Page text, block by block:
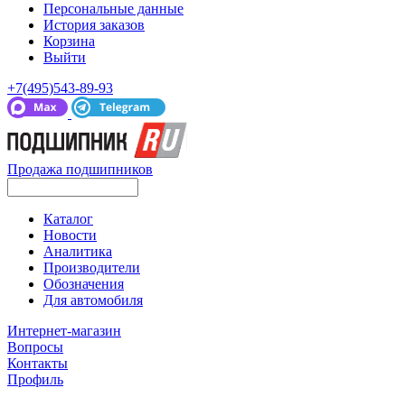
Персональные данные
История заказов
Корзина
Выйти
+7(495)543-89-93
Продажа подшипников
Каталог
Новости
Аналитика
Производители
Обозначения
Для автомобиля
Интернет-магазин
Вопросы
Контакты
Профиль